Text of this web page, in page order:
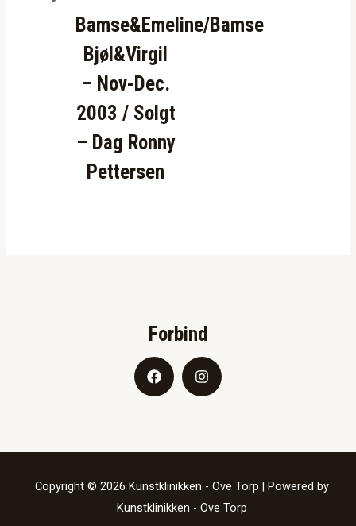
Bamse&Emeline/Bamse
Bjøl&Virgil
– Nov-Dec.
2003 / Solgt
– Dag Ronny
Pettersen
Forbind
Copyright © 2026 Kunstklinikken - Ove Torp | Powered by
Kunstklinikken - Ove Torp